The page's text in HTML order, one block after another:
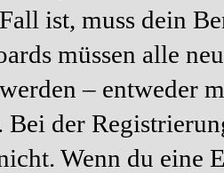
ist, muss dein
müssen alle
– entweder
Bei der
Wenn du eine